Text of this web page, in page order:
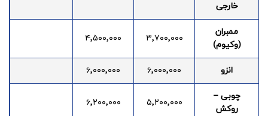
خارجی
ممبران
(وکیوم)
۳٬۷۰۰٬۰۰۰ ۴٬۵۰۰٬۰۰۰
انزو ۶٬۰۰۰٬۰۰۰ ۶٬۰۰۰٬۰۰۰
چوبی –
روکش
۵٬۲۰۰٬۰۰۰ ۶٬۲۰۰٬۰۰۰